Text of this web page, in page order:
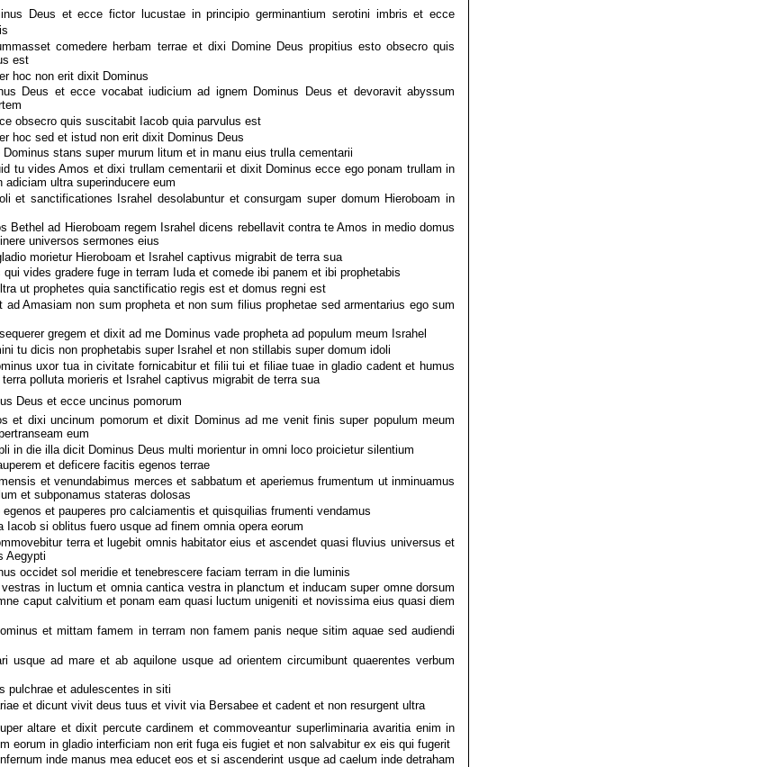
Deus et ecce fictor lucustae in principio germinantium serotini imbris et ecce
comedere herbam terrae et dixi Domine Deus propitius esto obsecro quis
est
hoc non erit dixit Dominus
Deus et ecce vocabat iudicium ad ignem Dominus Deus et devoravit abyssum
obsecro quis suscitabit Iacob quia parvulus est
hoc sed et istud non erit dixit Dominus Deus
stans super murum litum et in manu eius trulla cementarii
tu vides Amos et dixi trullam cementarii et dixit Dominus ecce ego ponam trullam in
ultra superinducere eum
et sanctificationes Israhel desolabuntur et consurgam super domum Hieroboam in
Bethel ad Hieroboam regem Israhel dicens rebellavit contra te Amos in medio domus
universos sermones eius
morietur Hieroboam et Israhel captivus migrabit de terra sua
vides gradere fuge in terram Iuda et comede ibi panem et ibi prophetabis
ut prophetes quia sanctificatio regis est et domus regni est
Amasiam non sum propheta et non sum filius prophetae sed armentarius ego sum
gregem et dixit ad me Dominus vade propheta ad populum meum Israhel
tu dicis non prophetabis super Israhel et non stillabis super domum idoli
uxor tua in civitate fornicabitur et filii tui et filiae tuae in gladio cadent et humus
polluta morieris et Israhel captivus migrabit de terra sua
Deus et ecce uncinus pomorum
et dixi uncinum pomorum et dixit Dominus ad me venit finis super populum meum
eum
in die illa dicit Dominus Deus multi morientur in omni loco proicietur silentium
et deficere facitis egenos terrae
et venundabimus merces et sabbatum et aperiemus frumentum ut inminuamus
et subponamus stateras dolosas
et pauperes pro calciamentis et quisquilias frumenti vendamus
Iacob si oblitus fuero usque ad finem omnia opera eorum
terra et lugebit omnis habitator eius et ascendet quasi fluvius universus et
Aegypti
occidet sol meridie et tenebrescere faciam terram in die luminis
in luctum et omnia cantica vestra in planctum et inducam super omne dorsum
caput calvitium et ponam eam quasi luctum unigeniti et novissima eius quasi diem
et mittam famem in terram non famem panis neque sitim aquae sed audiendi
usque ad mare et ab aquilone usque ad orientem circumibunt quaerentes verbum
pulchrae et adulescentes in siti
et dicunt vivit deus tuus et vivit via Bersabee et cadent et non resurgent ultra
altare et dixit percute cardinem et commoveantur superliminaria avaritia enim in
eorum in gladio interficiam non erit fuga eis fugiet et non salvabitur ex eis qui fugerit
inde manus mea educet eos et si ascenderint usque ad caelum inde detraham